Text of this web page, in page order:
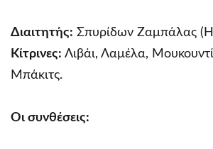
Διαιτητής: Σπυρίδων Ζαμπάλας
Κίτρινες: Λιβάι, Λαμέλα,
Μπάκιτς.
Οι συνθέσεις: